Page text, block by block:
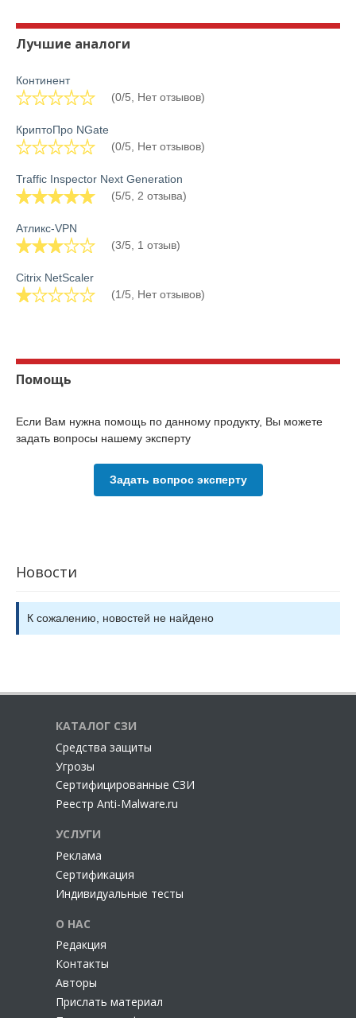
Лучшие аналоги
Континент
(0/5, Нет отзывов)
КриптоПро NGate
(0/5, Нет отзывов)
Traffic Inspector Next Generation
(5/5, 2 отзыва)
Атликс-VPN
(3/5, 1 отзыв)
Citrix NetScaler
(1/5, Нет отзывов)
Помощь
Если Вам нужна помощь по данному продукту, Вы можете
задать вопросы нашему эксперту
Задать вопрос эксперту
Новости
К сожалению, новостей не найдено
КАТАЛОГ СЗИ
Cредства защиты
Угрозы
Сертифицированные СЗИ
Реестр Anti-Malware.ru
УСЛУГИ
Реклама
Сертификация
Индивидуальные тесты
О НАС
Редакция
Контакты
Авторы
Прислать материал